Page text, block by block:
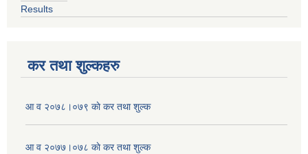
Results
कर तथा शुल्कहरु
आ व २०७८।०७९ काे कर तथा शुल्क
आ व २०७७।०७८ काे कर तथा शुल्क